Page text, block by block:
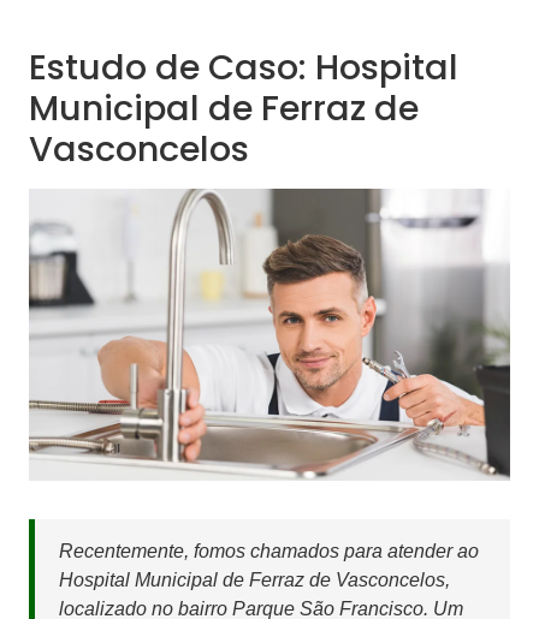
Estudo de Caso: Hospital
Municipal de Ferraz de
Vasconcelos
Recentemente, fomos chamados para atender ao
Hospital Municipal de Ferraz de Vasconcelos,
localizado no bairro Parque São Francisco. Um